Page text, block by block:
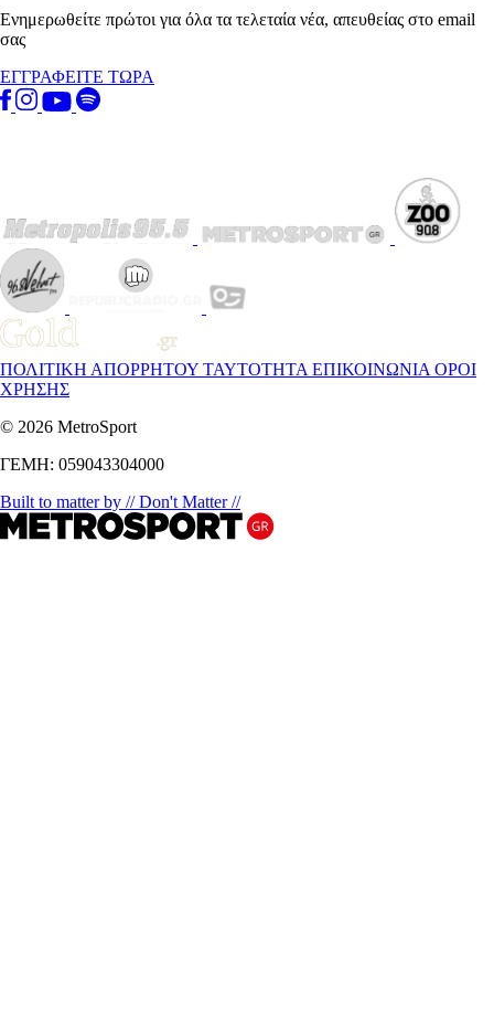
Ενημερωθείτε πρώτοι για όλα τα τελεταία νέα, απευθείας στο email
σας
ΕΓΓΡΑΦΕΙΤΕ ΤΩΡΑ
ΠΟΛΙΤΙΚΗ ΑΠΟΡΡΗΤΟΥ ΤΑΥΤΟΤΗΤΑ ΕΠΙΚΟΙΝΩΝΙΑ ΟΡΟΙ
ΧΡΗΣΗΣ
© 2026 MetroSport
ΓΕΜΗ: 059043304000
Built to matter by // Don't Matter //